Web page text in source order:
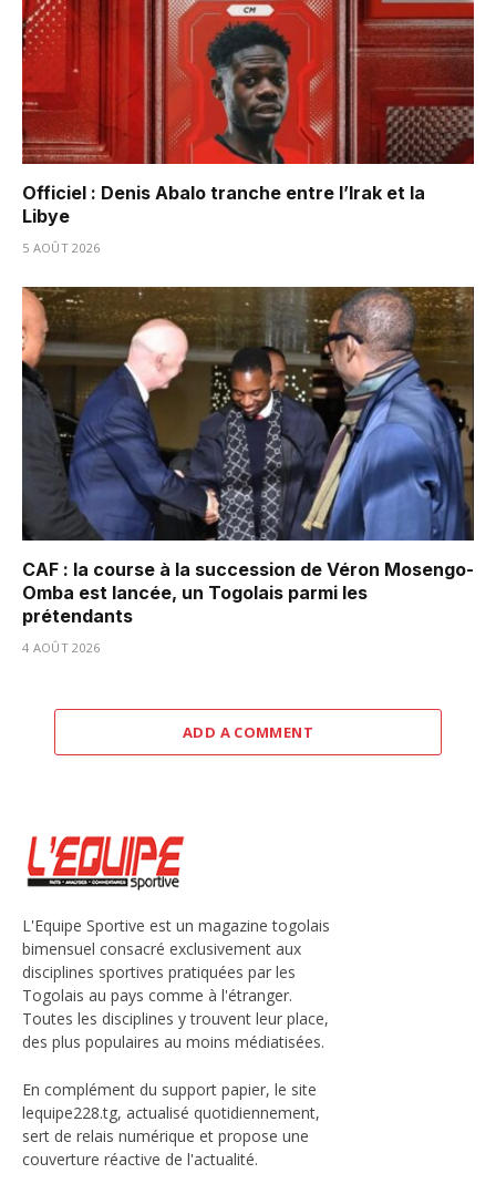
Officiel : Denis Abalo tranche entre l’Irak et la
Libye
5 AOÛT 2026
CAF : la course à la succession de Véron Mosengo-
Omba est lancée, un Togolais parmi les
prétendants
4 AOÛT 2026
ADD A COMMENT
L'Equipe Sportive est un magazine togolais
bimensuel consacré exclusivement aux
disciplines sportives pratiquées par les
Togolais au pays comme à l'étranger.
Toutes les disciplines y trouvent leur place,
des plus populaires au moins médiatisées.
En complément du support papier, le site
lequipe228.tg, actualisé quotidiennement,
sert de relais numérique et propose une
couverture réactive de l'actualité.